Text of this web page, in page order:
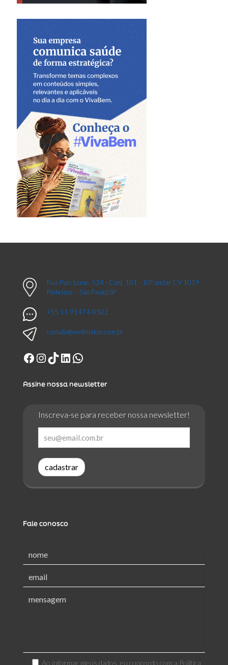
Rua Pais Leme, 524 - Conj. 101 - 10º andar CV 1019
Pinheiros – São Paulo|SP
+55 11 91474-0502
contato@wellmaker.com.br
Facebook
Instagram
TikTok
LinkedIn
WhatsApp
Assine nossa newsletter
Inscreva-se para receber nossa newsletter!
cadastrar
Fale conosco
Ao informar meus dados, eu concordo com a Política